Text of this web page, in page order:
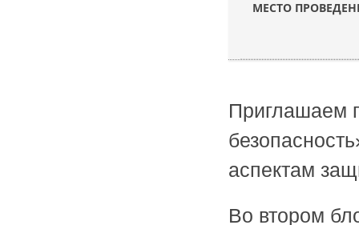
МЕСТО
Приглашаем
аспектам
Во втором